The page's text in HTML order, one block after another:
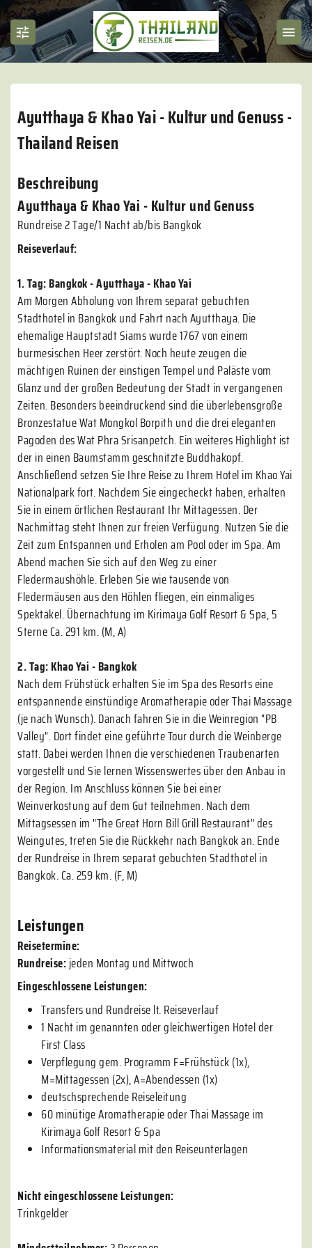
Ayutthaya & Khao Yai - Kultur und Genuss -
Thailand Reisen
Beschreibung
Ayutthaya & Khao Yai - Kultur und Genuss
Rundreise 2 Tage/1 Nacht ab/bis Bangkok
Reiseverlauf:
1. Tag: Bangkok - Ayutthaya - Khao Yai
Am Morgen Abholung von Ihrem separat gebuchten
Stadthotel in Bangkok und Fahrt nach Ayutthaya. Die
ehemalige Hauptstadt Siams wurde 1767 von einem
burmesischen Heer zerstört. Noch heute zeugen die
mächtigen Ruinen der einstigen Tempel und Paläste vom
Glanz und der großen Bedeutung der Stadt in vergangenen
Zeiten. Besonders beeindruckend sind die überlebensgroße
Bronzestatue Wat Mongkol Borpith und die drei eleganten
Pagoden des Wat Phra Srisanpetch. Ein weiteres Highlight ist
der in einen Baumstamm geschnitzte Buddhakopf.
Anschließend setzen Sie Ihre Reise zu Ihrem Hotel im Khao Yai
Nationalpark fort. Nachdem Sie eingecheckt haben, erhalten
Sie in einem örtlichen Restaurant Ihr Mittagessen. Der
Nachmittag steht Ihnen zur freien Verfügung. Nutzen Sie die
Zeit zum Entspannen und Erholen am Pool oder im Spa. Am
Abend machen Sie sich auf den Weg zu einer
Fledermaushöhle. Erleben Sie wie tausende von
Fledermäusen aus den Höhlen fliegen, ein einmaliges
Spektakel. Übernachtung im Kirimaya Golf Resort & Spa, 5
Sterne Ca. 291 km. (M, A)
2. Tag: Khao Yai - Bangkok
Nach dem Frühstück erhalten Sie im Spa des Resorts eine
entspannende einstündige Aromatherapie oder Thai Massage
(je nach Wunsch). Danach fahren Sie in die Weinregion "PB
Valley". Dort findet eine geführte Tour durch die Weinberge
statt. Dabei werden Ihnen die verschiedenen Traubenarten
vorgestellt und Sie lernen Wissenswertes über den Anbau in
der Region. Im Anschluss können Sie bei einer
Weinverkostung auf dem Gut teilnehmen. Nach dem
Mittagsessen im "The Great Horn Bill Grill Restaurant" des
Weingutes, treten Sie die Rückkehr nach Bangkok an. Ende
der Rundreise in Ihrem separat gebuchten Stadthotel in
Bangkok. Ca. 259 km. (F, M)
Leistungen
Reisetermine:
Rundreise:jeden Montag und Mittwoch
Eingeschlossene Leistungen:
Transfers und Rundreise lt. Reiseverlauf
1 Nacht im genannten oder gleichwertigen Hotel der
First Class
Verpflegung gem. Programm F=Frühstück (1x),
M=Mittagessen (2x), A=Abendessen (1x)
deutschsprechende Reiseleitung
60 minütige Aromatherapie oder Thai Massage im
Kirimaya Golf Resort & Spa
Informationsmaterial mit den Reiseunterlagen
Nicht eingeschlossene Leistungen:
Trinkgelder